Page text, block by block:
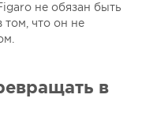
не обязан быть
том, что он не
в